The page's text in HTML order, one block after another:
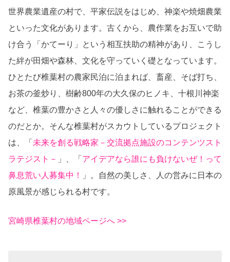
世界農業遺産の村で、平家伝説をはじめ、神楽や焼畑農業
といった文化があります。古くから、農作業をお互いで助
け合う「かてーり」という相互扶助の精神があり、こうし
た絆が田畑や森林、文化を守っていく礎となっています。
ひとたび椎葉村の農家民泊に泊まれば、畜産、そば打ち、
お茶の釜炒り、樹齢800年の大久保のヒノキ、十根川神楽
など、椎葉の豊かさと人々の優しさに触れることができる
のだとか。そんな椎葉村がスカウトしているプロジェクト
は、「 未来を創る戦略家－交流拠点施設のコンテンツスト
ラテジスト－ 」、「 アイデアなら誰にも負けないぜ！って
鼻息荒い人募集中！
」。自然の美しさ、人の営みに日本の
原風景が感じられる村です。
宮崎県椎葉村の地域ページへ >>